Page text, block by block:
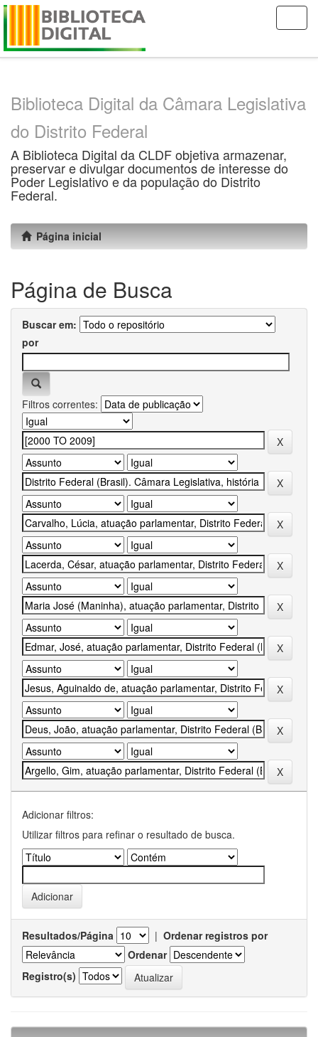
Skip
Biblioteca Digital da Câmara Legislativa
do Distrito Federal
A Biblioteca Digital da CLDF objetiva armazenar,
preservar e divulgar documentos de interesse do
Poder Legislativo e da população do Distrito
Federal.
Página inicial
Página de Busca
Buscar em:
por
Filtros correntes:
Adicionar filtros:
Utilizar filtros para refinar o resultado de busca.
Resultados/Página | Ordenar registros por
Ordenar
Registro(s)